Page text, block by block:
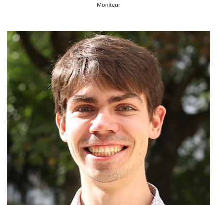
Moniteur